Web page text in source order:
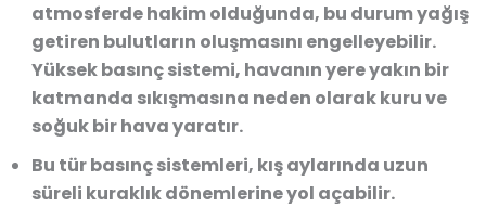
atmosferde hakim olduğunda, bu durum yağış
getiren bulutların oluşmasını engelleyebilir.
Yüksek basınç sistemi, havanın yere yakın bir
katmanda sıkışmasına neden olarak kuru ve
soğuk bir hava yaratır.
Bu tür basınç sistemleri, kış aylarında uzun
süreli kuraklık dönemlerine yol açabilir.